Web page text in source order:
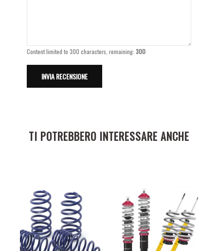
Content limited to 300 characters, remaining:300
TI POTREBBERO INTERESSARE ANCHE